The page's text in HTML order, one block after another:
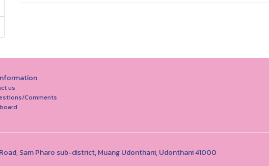
us
Comments
Sam Pharo sub-district, Muang Udonthani, Udonthani 41000